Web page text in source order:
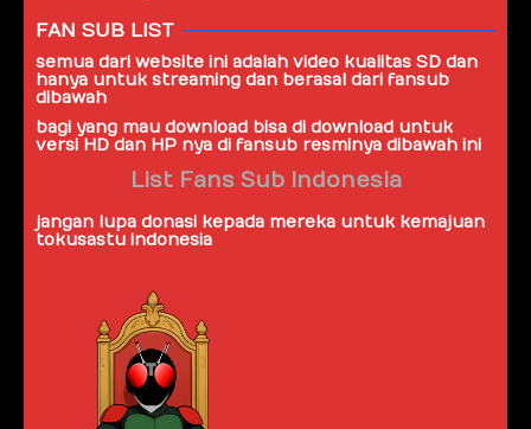
FAN SUB LIST
semua dari website ini adalah video kualitas SD dan
hanya untuk streaming dan berasal dari fansub
dibawah
bagi yang mau download bisa di download untuk
versi HD dan HP nya di fansub resminya dibawah ini
List Fans Sub Indonesia
jangan lupa donasi kepada mereka untuk kemajuan
tokusastu indonesia